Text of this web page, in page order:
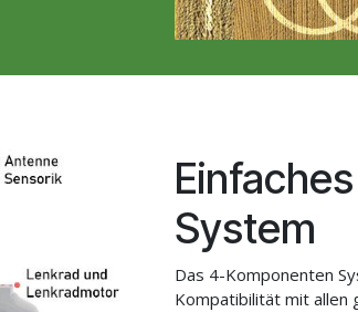
System
Das 4-Komponenten
Kompatibilität mit allen